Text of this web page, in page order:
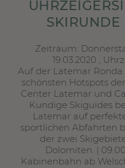
SKIRUNDE
Zeitraum:
19.03.2020 ,
Auf der Latemar
schönsten Hotspots
Center Latemar und
Kundige Skiguides
Latemar auf
sportlichen Abfahrten
der zwei
Dolomiten. |
Kabinenbahn ab